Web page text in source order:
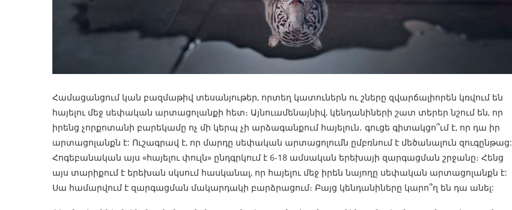
Համացանցում կան բազմաթիվ տեսանյութեր, որտեղ կատուներն ու շները զվարճալիորեն կռվում են
հայելու մեջ սեփական արտացոլանքի հետ։ Այնուամենայնիվ, կենդանիների շատ տերեր նշում են, որ
իրենց չորքոտանի բարեկամը ոչ մի կերպ չի արձագանքում հայելուն․ գուցե գիտակցո՞ւմ է, որ դա իր
արտացոլանքն է: Ուշագրավ է, որ մարդը սեփական արտացոլումն ըմբռնում է մեծանալուն զուգընթաց:
Հոգեբանական այս «հայելու փուլն» ընդգրկում է 6-18 ամսական երեխայի զարգացման շրջանը։ Հենց
այս տարիքում է երեխան սկսում հասկանալ, որ հայելու մեջ իրեն նայողը սեփական արտացոլանքն է:
Սա համարվում է զարգացման մակարդակի բարձրացում։ Բայց կենդանիները կարո՞ղ են դա անել: